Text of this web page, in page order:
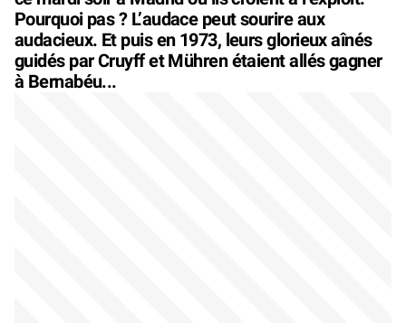
Pourquoi pas ? L’audace peut sourire aux
audacieux. Et puis en 1973, leurs glorieux aînés
guidés par Cruyff et Mühren étaient allés gagner
à Bernabéu...